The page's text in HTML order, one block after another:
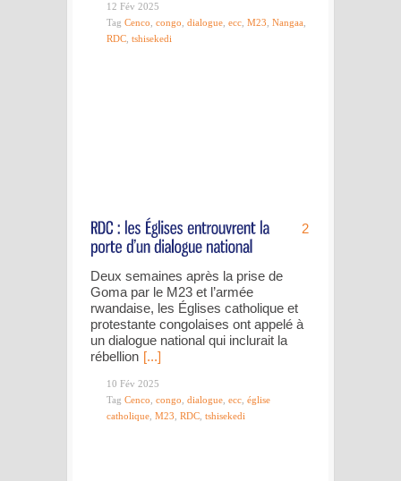
12 Fév 2025
Tag Cenco congo dialogue ecc M23 Nangaa
RDC tshisekedi
2
Deux semaines après la prise de
Goma par le M23 et l’armée
rwandaise, les Églises catholique et
protestante congolaises ont appelé à
un dialogue national qui inclurait la
rébellion [...]
10 Fév 2025
Tag Cenco congo dialogue ecc église
catholique M23 RDC tshisekedi